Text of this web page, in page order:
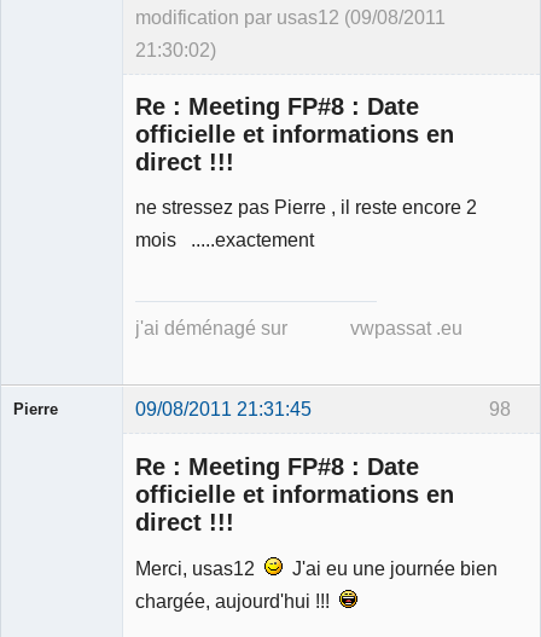
modification par usas12 (09/08/2011
21:30:02)
Re : Meeting FP#8 : Date
officielle et informations en
direct !!!
ne stressez pas Pierre , il reste encore 2
mois .....exactement
j'ai déménagé sur vwpassat .eu
98
Pierre 09/08/2011 21:31:45
Re : Meeting FP#8 : Date
officielle et informations en
direct !!!
Merci, usas12
J'ai eu une journée bien
chargée, aujourd'hui !!!